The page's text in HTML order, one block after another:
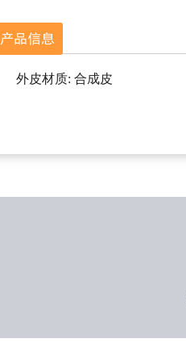
产品信息
外皮材质: 合成皮